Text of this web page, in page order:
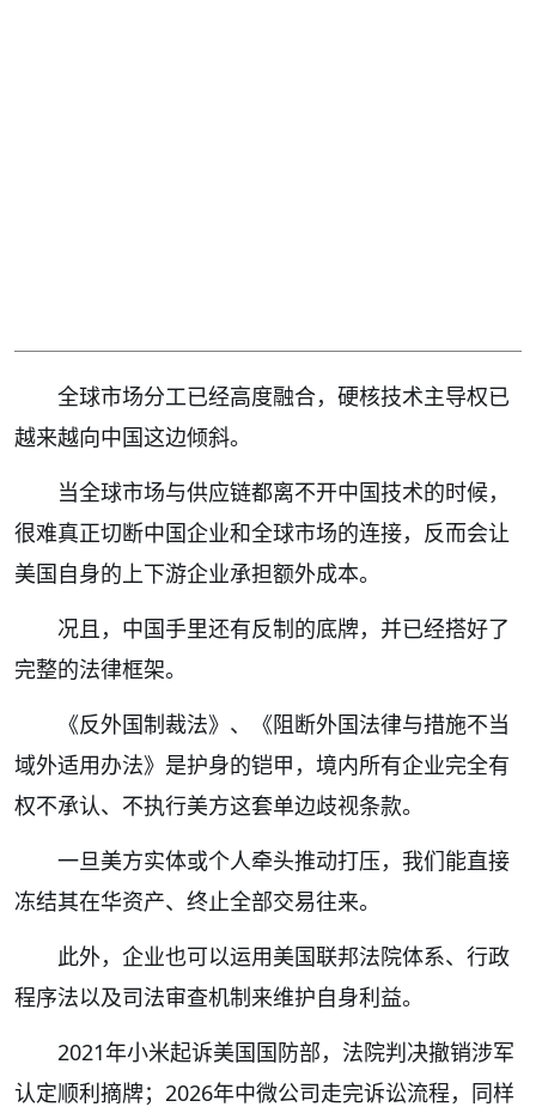
全球市场分工已经高度融合，硬核技术主导权已
越来越向中国这边倾斜。
当全球市场与供应链都离不开中国技术的时候，
很难真正切断中国企业和全球市场的连接，反而会让
美国自身的上下游企业承担额外成本。
况且，中国手里还有反制的底牌，并已经搭好了
完整的法律框架。
《反外国制裁法》、《阻断外国法律与措施不当
域外适用办法》是护身的铠甲，境内所有企业完全有
权不承认、不执行美方这套单边歧视条款。
一旦美方实体或个人牵头推动打压，我们能直接
冻结其在华资产、终止全部交易往来。
此外，企业也可以运用美国联邦法院体系、行政
程序法以及司法审查机制来维护自身利益。
2021年小米起诉美国国防部，法院判决撤销涉军
认定顺利摘牌；2026年中微公司走完诉讼流程，同样